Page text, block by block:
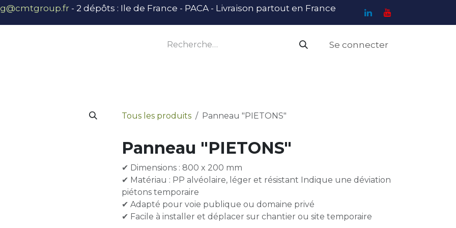
- 2 dépôts : Ile de France - PACA - Livraison partout en France
Se connecter
Tous les produits Panneau "PIETONS"
Panneau "PIETONS"
✔ Dimensions : 800 x 200 mm
✔ Matériau : PP alvéolaire, léger et résistant Indique une déviation
piétons temporaire
✔ Adapté pour voie publique ou domaine privé
✔ Facile à installer et déplacer sur chantier ou site temporaire